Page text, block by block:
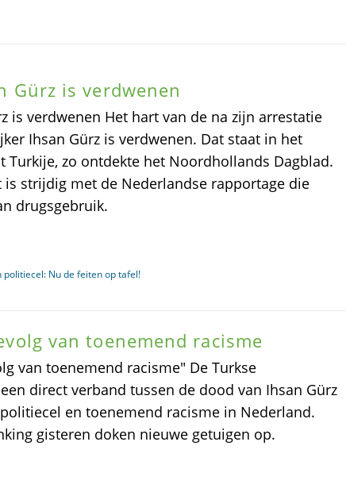
Gürz is verdwenen
is verdwenen Het hart van de na zijn arrestatie
Ihsan Gürz is verdwenen. Dat staat in het
Turkije, zo ontdekte het Noordhollands Dagblad.
is strijdig met de Nederlandse rapportage die
drugsgebruik.
politiecel: Nu de feiten op tafel!
van toenemend racisme
van toenemend racisme" De Turkse
direct verband tussen de dood van Ihsan Gürz
en toenemend racisme in Nederland.
gisteren doken nieuwe getuigen op.